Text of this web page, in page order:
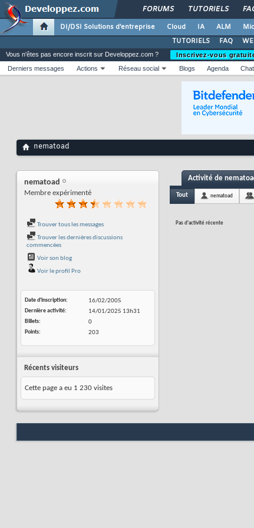
FORUMS TUTORIELS
DI/DSI Solutions d'entreprise Cloud IA ALM
TUTORIELS
FAQ
Vous n'êtes pas encore inscrit sur Developpez.com ?
Inscrivez-vous
Derniers messages
Actions Réseau social Blogs Agenda Chat
nematoad
nematoad
Membre expérimenté
Trouver tous les messages
Trouver les dernières discussions
commencées
Voir son blog
Voir le profil Pro
Date d'inscription
16/02/2005
Dernière activité
14/01/2025 13h31
Billets
0
Points
203
Récents visiteurs
Cette page a eu 1 230 visites
Activité de
Tout nematoad
Pas d'activité récente